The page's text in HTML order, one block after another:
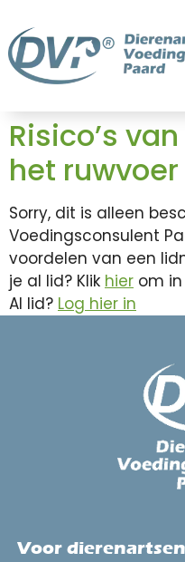
Risico’s
het ruwvoer
Sorry, dit is alleen
Voedingsconsulent
voordelen van een
je al lid? Klik hier om
Al lid? Log hier in
Voor dierenartsen